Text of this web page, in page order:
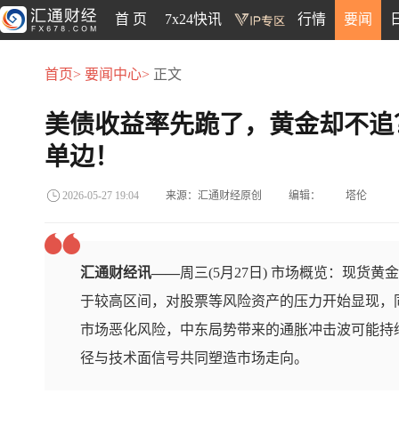
首 页 7x24快讯 行情 要闻
首页> 要闻中心> 正文
美债收益率先跪了，黄金却不
单边！
2026-05-27 19:04 来源：汇通财经原创 编辑： 塔伦
汇通财经讯——周三(5月27日) 市场概览：现货黄
于较高区间，对股票等风险资产的压力开始显现
市场恶化风险，中东局势带来的通胀冲击波可能
径与技术面信号共同塑造市场走向。